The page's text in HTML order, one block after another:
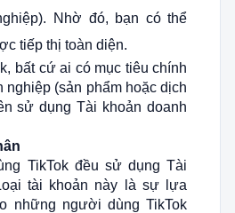
Nhờ đó, bạn có thể
tiếp thị toàn diện.
bất cứ ai có mục tiêu chính
nghiệp (sản phẩm hoặc dịch
sử dụng Tài khoản doanh
TikTok đều sử dụng Tài
tài khoản này là sự lựa
những người dùng TikTok